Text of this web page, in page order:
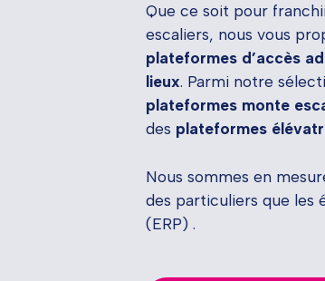
Que ce soit pour
escaliers, nous vous
plateformes d’accès
lieux. Parmi notre
plateformes monte
des plateformes
Nous sommes en
des particuliers que les
(ERP) .